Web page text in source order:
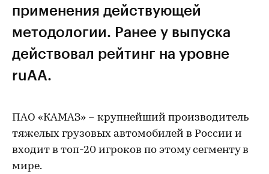
применения действующей
методологии. Ранее у выпуска
действовал рейтинг на уровне
ruAA.
ПАО «КАМАЗ» – крупнейший производитель
тяжелых грузовых автомобилей в России и
входит в топ-20 игроков по этому сегменту в
мире.